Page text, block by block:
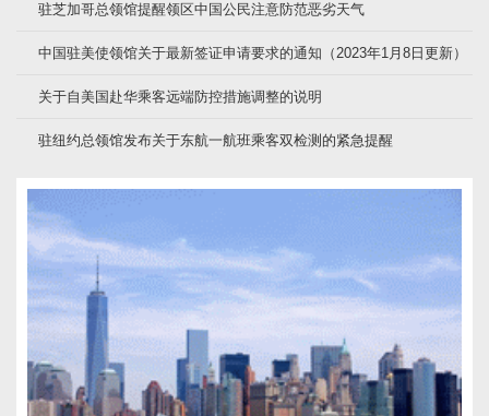
驻芝加哥总领馆提醒领区中国公民注意防范恶劣天气
中国驻美使领馆关于最新签证申请要求的通知（2023年1月8日更新）
关于自美国赴华乘客远端防控措施调整的说明
驻纽约总领馆发布关于东航一航班乘客双检测的紧急提醒